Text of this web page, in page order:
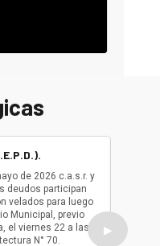
de 2026 c.a.s.r. y
deudos participan
velados para luego
Municipal, previo
el viernes 22 a las
N° 70.
ser
oficio
▶